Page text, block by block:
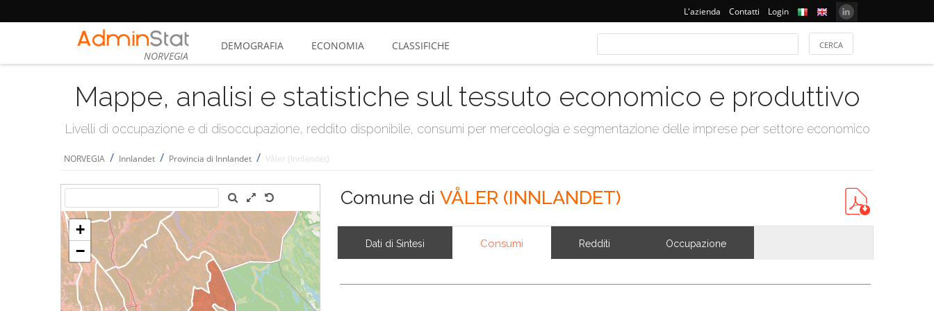
L'azienda Contatti Login
NORVEGIA
DEMOGRAFIA ECONOMIA CLASSIFICHE
Mappe, analisi e statistiche sul tessuto economico e produttivo
Livelli di occupazione e di disoccupazione, reddito disponibile, consumi per merceologia e segmentazione delle imprese per settore economico
NORVEGIA / Innlandet / Provincia di Innlandet / Våler (Innlandet)
Comune di VÅLER (INNLANDET)
Dati di Sintesi Consumi Redditi Occupazione